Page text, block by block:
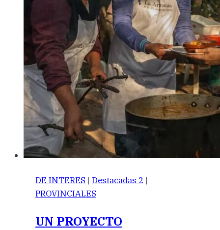
DE INTERES | Destacadas 2 |
PROVINCIALES
UN PROYECTO